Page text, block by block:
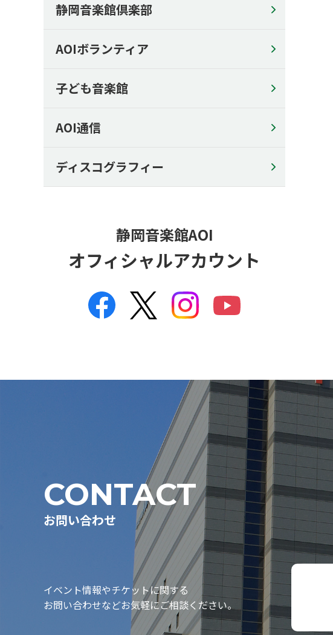
静岡音楽館倶楽部
AOIボランティア
子ども音楽館
AOI通信
ディスコグラフィー
静岡音楽館AOI
オフィシャルアカウント
CONTACT
お問い合わせ
イベント情報やチケットに関する
お問い合わせなどお気軽にご相談ください。